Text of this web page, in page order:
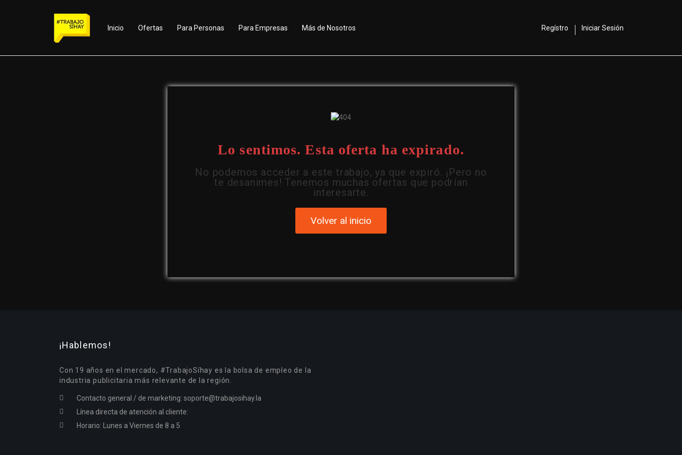
Inicio Ofertas Para Personas Para Empresas Más de Nosotros Regístro Iniciar Sesión
Lo sentimos. Esta oferta ha expirado.
No podemos acceder a este trabajo, ya que expiró. ¡Pero no
te desanimes! Tenemos muchas ofertas que podrían
interesarte.
Volver al inicio
¡Hablemos!
Con 19 años en el mercado, #TrabajoSíhay es la bolsa de empleo de la
industria publicitaria más relevante de la región.
Contacto general / de marketing: soporte@trabajosihay.la
Línea directa de atención al cliente:
Horario: Lunes a Viernes de 8 a 5